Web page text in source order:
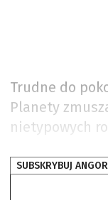
Trudne do
Planety
nietypowych
SUBSKRYBUJ